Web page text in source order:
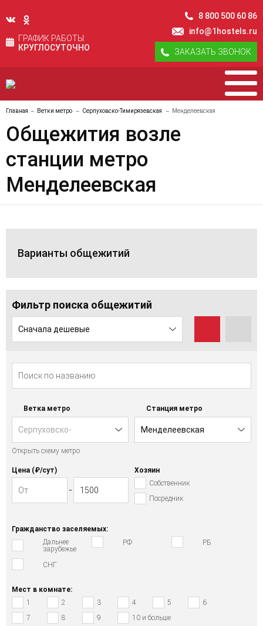
ГРАФИК РАБОТЫ:
КРУГЛОСУТОЧНО
8 800 500 60 86
info@1hostels.ru
ЗАКАЗАТЬ ЗВОНОК
Главная Ветки метро Серпуховско-Тимирязевская Менделеевская
Общежития возле
станции метро
Менделеевская
Варианты общежитий
Фильтр поиска общежитий
Сначала дешевые
Ветка метро
Серпуховско-
Тимирязевская
Открыть схему метро
Станция метро
Менделеевская
Цена (₽/cут)
Хозяин
Собственник
Посредник
Гражданство заселяемых:
Дальнее
зарубежье
РФ РБ
СНГ
Мест в комнате:
1
2 3 4 5
6
7
8 9 10 и больше